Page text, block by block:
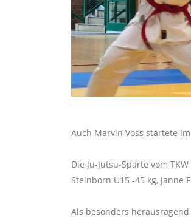
Auch Marvin Voss startete
Die Ju-Jutsu-Sparte vom
Steinborn U15 -45 kg,
Als besonders